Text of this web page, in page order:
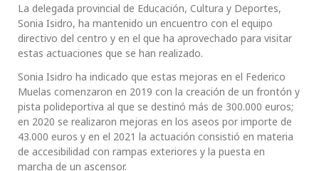
La delegada provincial de Educación, Cultura y Deportes,
Sonia Isidro, ha mantenido un encuentro con el equipo
directivo del centro y en el que ha aprovechado para visitar
estas actuaciones que se han realizado.
Sonia Isidro ha indicado que estas mejoras en el Federico
Muelas comenzaron en 2019 con la creación de un frontón y
pista polideportiva al que se destinó más de 300.000 euros;
en 2020 se realizaron mejoras en los aseos por importe de
43.000 euros y en el 2021 la actuación consistió en materia
de accesibilidad con rampas exteriores y la puesta en
marcha de un ascensor.